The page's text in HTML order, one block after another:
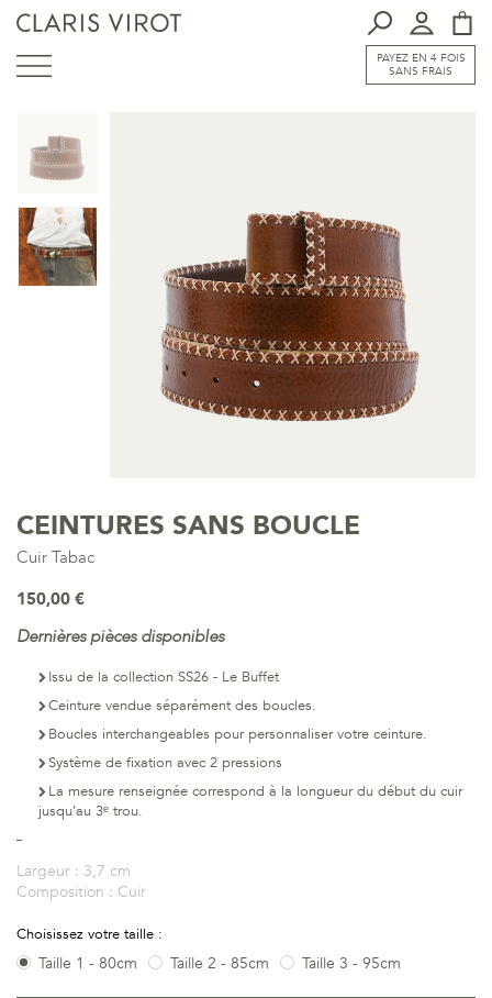
PAYEZ EN 4 FOIS
SANS FRAIS
CEINTURES SANS BOUCLE
Cuir Tabac
150,00 €
Dernières pièces disponibles
Issu de la collection SS26 - Le Buffet
Ceinture vendue séparément des boucles.
Boucles interchangeables pour personnaliser votre ceinture.
Système de fixation avec 2 pressions
La mesure renseignée correspond à la longueur du début du cuir
jusqu’au 3ᵉ trou.
Largeur : 3,7 cm
Composition : Cuir
Choisissez votre taille :
Taille 1 - 80cm Taille 2 - 85cm Taille 3 - 95cm